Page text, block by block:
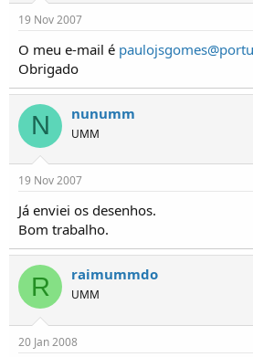
19 Nov 2007
O meu e-mail é
Obrigado
N nunumm
UMM
19 Nov 2007
Já enviei os desenhos.
Bom trabalho.
R raimummdo
UMM
20 Jan 2008